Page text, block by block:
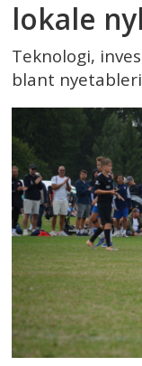
lokale
Teknologi,
blant